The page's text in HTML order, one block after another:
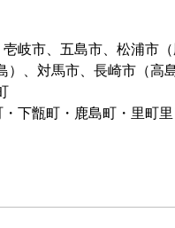
岐市、五島市、松浦市
、対馬市、長崎市（高
下甑町・鹿島町・里町